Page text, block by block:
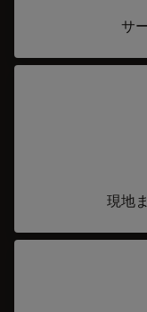
サ
現地